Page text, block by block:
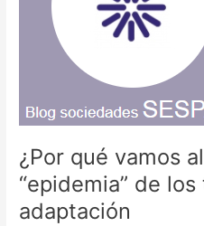
¿Por qué vamos
“epidemia” de
adaptación